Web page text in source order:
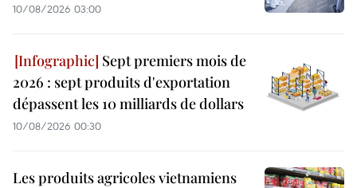
10/08/2026 03:00
Sept premiers mois de
2026 : sept produits d'exportation
dépassent les 10 milliards de dollars
10/08/2026 00:30
Les produits agricoles vietnamiens